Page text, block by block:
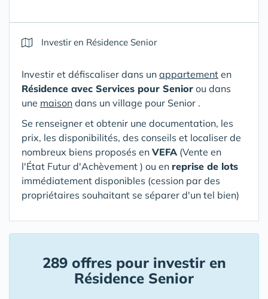
Investir en Résidence Senior
Investir et défiscaliser dans un appartement en
Résidence avec Services pour Senior ou dans
une maison dans un village pour Senior .
Se renseigner et obtenir une documentation, les
prix, les disponibilités, des conseils et localiser de
nombreux biens proposés en VEFA (Vente en
l'État Futur d'Achèvement ) ou en reprise de lots
immédiatement disponibles (cession par des
propriétaires souhaitant se séparer d'un tel bien)
289 offres pour investir en
Résidence Senior